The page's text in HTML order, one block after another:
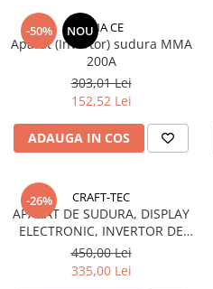
-50% NOUGINA CE
Aparat (Invertor) sudura MMA
200A
303,01 Lei
152,52 Lei
ADAUGA IN COS
-26% CRAFT-TEC
APARAT DE SUDURA, DISPLAY
ELECTRONIC, INVERTOR DE
SUDURA CRAFT-TEC,
MMA420A
450,00 Lei
335,00 Lei